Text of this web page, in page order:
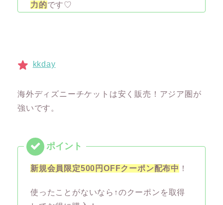
力的です♡
kkday
海外ディズニーチケットは安く販売！アジア圏が
強いです。
新規会員限定500円OFFクーポン配布中 ！
使ったことがないなら↑のクーポンを取得